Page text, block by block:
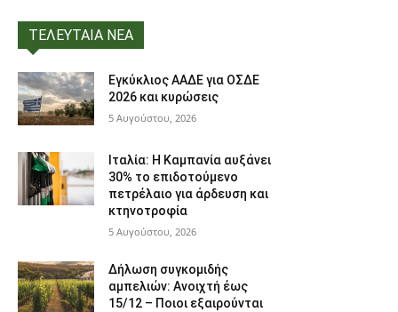
ΤΕΛΕΥΤΑΙΑ ΝΕΑ
Εγκύκλιος ΑΑΔΕ για ΟΣΔΕ
2026 και κυρώσεις
5 Αυγούστου, 2026
Ιταλία: Η Καμπανία αυξάνει
30% το επιδοτούμενο
πετρέλαιο για άρδευση και
κτηνοτροφία
5 Αυγούστου, 2026
Δήλωση συγκομιδής
αμπελιών: Ανοιχτή έως
15/12 – Ποιοι εξαιρούνται